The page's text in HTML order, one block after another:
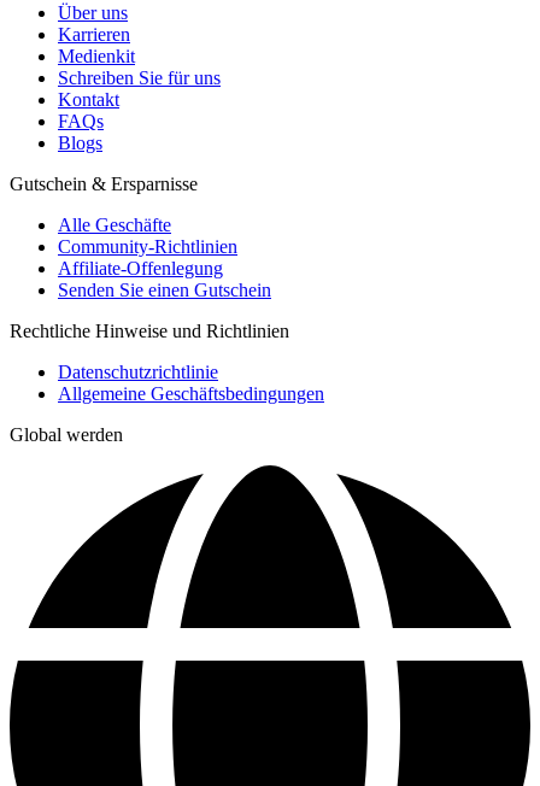
Über uns
Karrieren
Medienkit
Schreiben Sie für uns
Kontakt
FAQs
Blogs
Gutschein & Ersparnisse
Alle Geschäfte
Community-Richtlinien
Affiliate-Offenlegung
Senden Sie einen Gutschein
Rechtliche Hinweise und Richtlinien
Datenschutzrichtlinie
Allgemeine Geschäftsbedingungen
Global werden